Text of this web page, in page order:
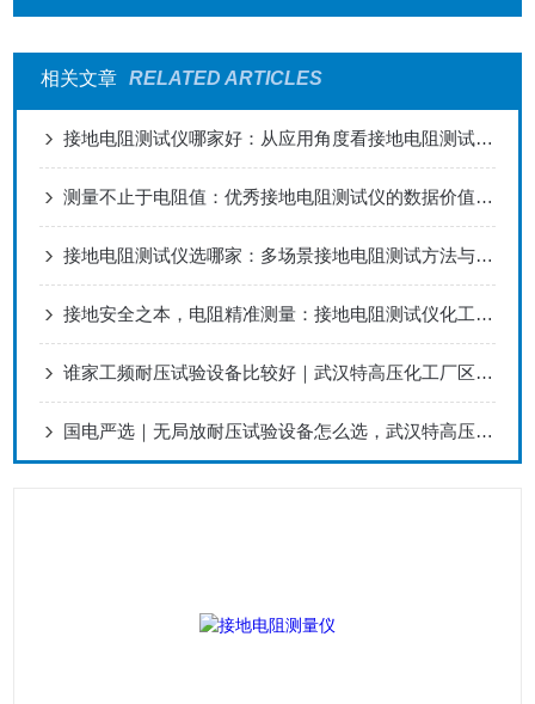
相关文章 RELATED ARTICLES
接地电阻测试仪哪家好：从应用角度看接地电阻测试设备的选择
测量不止于电阻值：优秀接地电阻测试仪的数据价值延伸
接地电阻测试仪选哪家：多场景接地电阻测试方法与实践指南
接地安全之本，电阻精准测量：接地电阻测试仪化工项目配套 值得选择！
谁家工频耐压试验设备比较好｜武汉特高压化工厂区检测方案
国电严选｜无局放耐压试验设备怎么选，武汉特高压与承试电气技术工况解析